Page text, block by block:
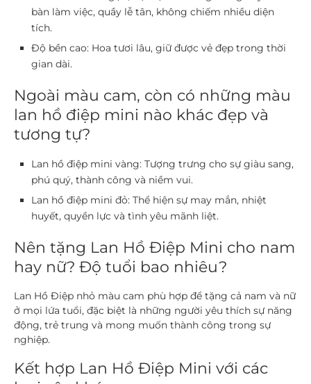
bàn làm việc, quầy lễ tân, không chiếm nhiều diện
tích.
Độ bền cao: Hoa tươi lâu, giữ được vẻ đẹp trong thời
gian dài.
Ngoài màu cam, còn có những màu
lan hồ điệp mini nào khác đẹp và
tương tự?
Lan hồ điệp mini vàng: Tượng trưng cho sự giàu sang,
phú quý, thành công và niềm vui.
Lan hồ điệp mini đỏ: Thể hiện sự may mắn, nhiệt
huyết, quyền lực và tình yêu mãnh liệt.
Nên tặng Lan Hồ Điệp Mini cho nam
hay nữ? Độ tuổi bao nhiêu?
Lan Hồ Điệp nhỏ màu cam phù hợp để tặng cả nam và nữ
ở mọi lứa tuổi, đặc biệt là những người yêu thích sự năng
động, trẻ trung và mong muốn thành công trong sự
nghiệp.
Kết hợp Lan Hồ Điệp Mini với các